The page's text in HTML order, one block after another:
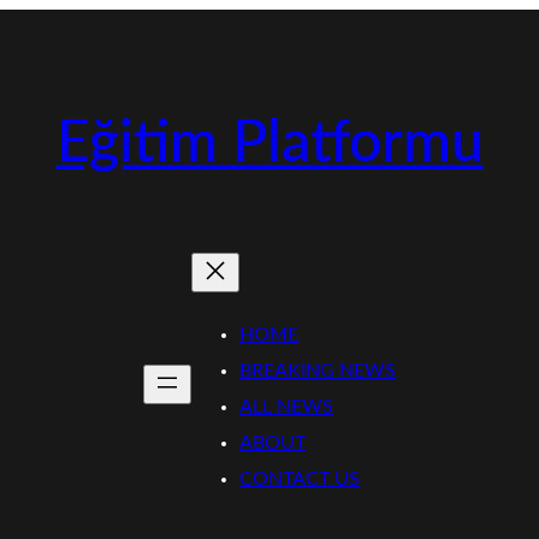
Eğitim Platformu
HOME
BREAKING NEWS
ALL NEWS
ABOUT
CONTACT US